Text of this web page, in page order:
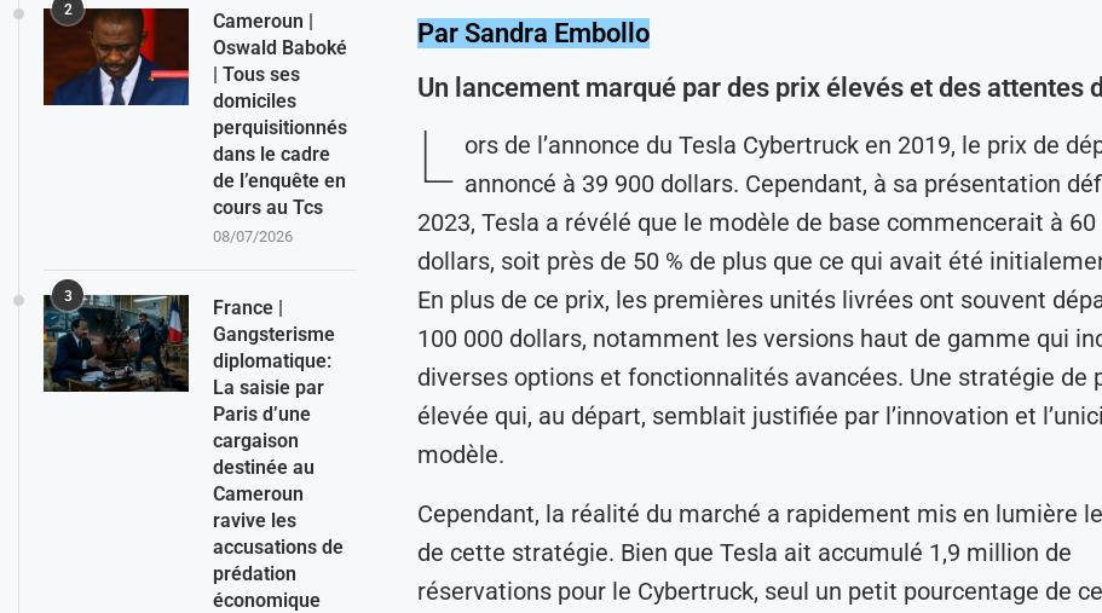
Par Sandra Embollo
Un lancement marqué par des prix élevés et des attentes
L ors de l’annonce du Tesla Cybertruck en 2019, le prix de
annoncé à 39 900 dollars. Cependant, à sa présentation
2023, Tesla a révélé que le modèle de base commencerait à 60
dollars, soit près de 50 % de plus que ce qui avait été
En plus de ce prix, les premières unités livrées ont souvent
100 000 dollars, notamment les versions haut de gamme qui
diverses options et fonctionnalités avancées. Une stratégie de
élevée qui, au départ, semblait justifiée par l’innovation et
modèle.
Cependant, la réalité du marché a rapidement mis en lumière
de cette stratégie. Bien que Tesla ait accumulé 1,9 million de
réservations pour le Cybertruck, seul un petit pourcentage de
2
Cameroun |
Oswald Baboké
| Tous ses
domiciles
perquisitionnés
dans le cadre
de l’enquête en
cours au Tcs
08/07/2026
3
France |
Gangsterisme
diplomatique:
La saisie par
Paris d’une
cargaison
destinée au
Cameroun
ravive les
accusations de
prédation
économique